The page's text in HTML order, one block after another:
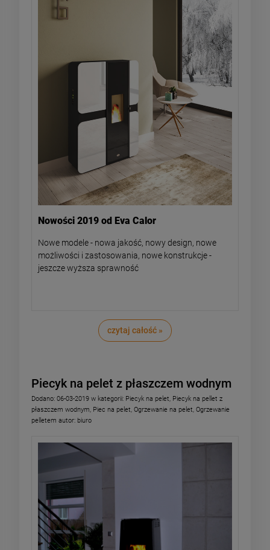
Nowości 2019 od Eva Calor
Nowe modele - nowa jakość, nowy design, nowe
możliwości i zastosowania, nowe konstrukcje -
jeszcze wyższa sprawność
czytaj całość »
Piecyk na pelet z płaszczem wodnym
Dodano: 06-03-2019 w kategorii: Piecyk na pelet, Piecyk na pellet z
płaszczem wodnym, Piec na pelet, Ogrzewanie na pelet, Ogrzewanie
pelletem autor: biuro